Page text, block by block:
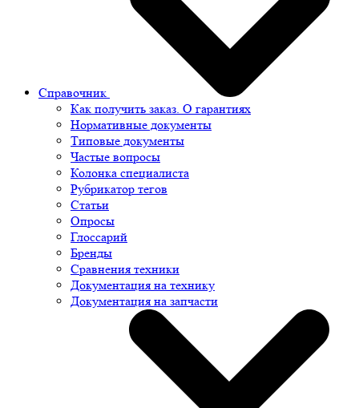
Справочник
Как получить заказ. О гарантиях
Нормативные документы
Типовые документы
Частые вопросы
Колонка специалиста
Рубрикатор тегов
Статьи
Опросы
Глоссарий
Бренды
Сравнения техники
Документация на технику
Документация на запчасти